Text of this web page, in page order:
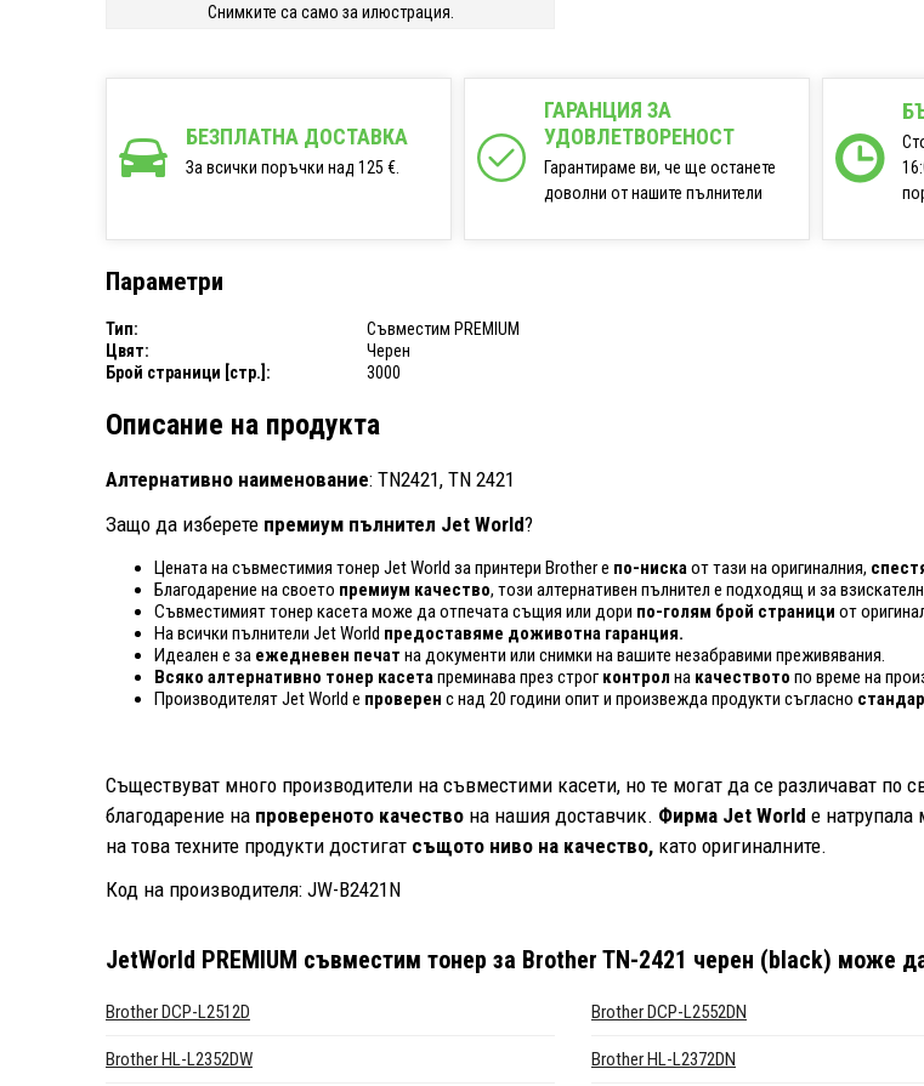
Снимките са само за илюстрация.
БЕЗПЛАТНА ДОСТАВКА
За всички поръчки над 125 €.
ГАРАНЦИЯ ЗА
УДОВЛЕТВОРЕНОСТ
Гарантираме ви, че ще останете
доволни от нашите пълнители
Параметри
Тип:
Съвместим PREMIUM
Цвят:
Черен
Брой страници [стр.]:
3000
Описание на продукта
Алтернативно наименование: TN2421, TN 2421
Защо да изберете премиум пълнител Jet World?
Цената на съвместимия тонер Jet World за принтери Brother е по-нискаот тази на оригиналния,
Благодарение на своето премиум качество, този алтернативен пълнител е подходящ и за
Съвместимият тонер касета може да отпечата същия или дори по-голям брой страници от
На всички пълнители Jet World предоставяме доживотна гаранция.
Идеален е за ежедневен печат на документи или снимки на вашите незабравими преживявания.
Всяко алтернативно тонер касетапреминава през строг контрол на качеството по време на
Производителят Jet World е проверен с над 20 години опит и произвежда продукти съгласно
Съществуват много производители на съвместими касети, но те могат да се различават по
благодарение на провереното качество на нашия доставчик. Фирма Jet World е натрупала
на това техните продукти достигат същото ниво на качество, като оригиналните.
Код на производителя: JW-B2421N
JetWorld PREMIUM съвместим тонер за Brother TN-2421 черен (black) може
Brother DCP-L2512D Brother DCP-L2552DN
Brother HL-L2352DW Brother HL-L2372DN